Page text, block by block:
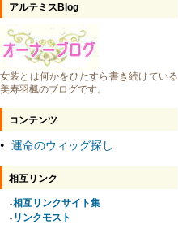
アルテミスBlog
女装とは何かをひたすら書き続けている
美寿羽楓のブログです。
コンテンツ
● 運命のウィッグ探し
相互リンク
●相互リンクサイト集
● リンクモスト